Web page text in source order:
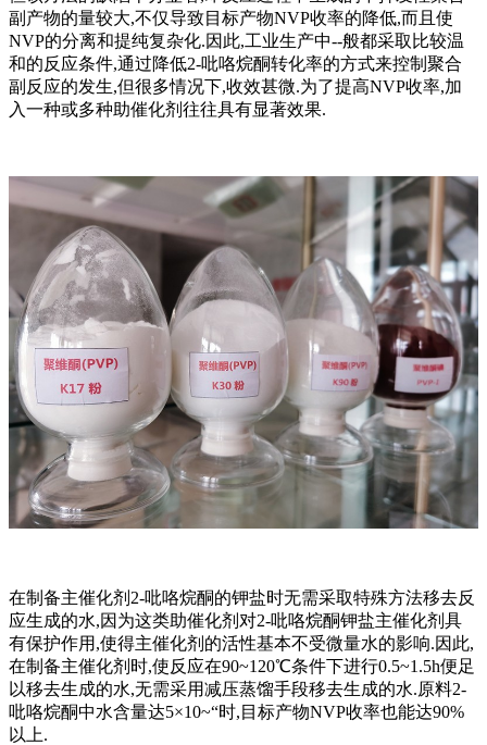
副产物的量较大,不仅导致目标产物NVP收率的降低,而且使
NVP的分离和提纯复杂化.因此,工业生产中--般都采取比较温
和的反应条件,通过降低2-吡咯烷酮转化率的方式来控制聚合
副反应的发生,但很多情况下,收效甚微.为了提高NVP收率,加
入一种或多种助催化剂往往具有显著效果.
在制备主催化剂2-吡咯烷酮的钾盐时无需采取特殊方法移去反
应生成的水,因为这类助催化剂对2-吡咯烷酮钾盐主催化剂具
有保护作用,使得主催化剂的活性基本不受微量水的影响.因此,
在制备主催化剂时,使反应在90~120℃条件下进行0.5~1.5h便足
以移去生成的水,无需采用减压蒸馏手段移去生成的水.原料2-
吡咯烷酮中水含量达5×10~“时,目标产物NVP收率也能达90%
以上.